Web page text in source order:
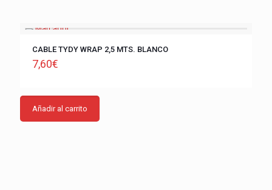
CABLE TYDY WRAP 2,5 MTS. BLANCO
7,60€
Añadir al carrito